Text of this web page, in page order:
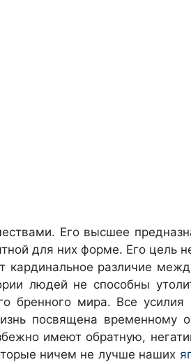
Его высшее
для них форме. Его цель
кардинальное различие
людей не способны
бренного мира. Все усилия
посвящена временному
имеют обратную,
ничем не лучше наших